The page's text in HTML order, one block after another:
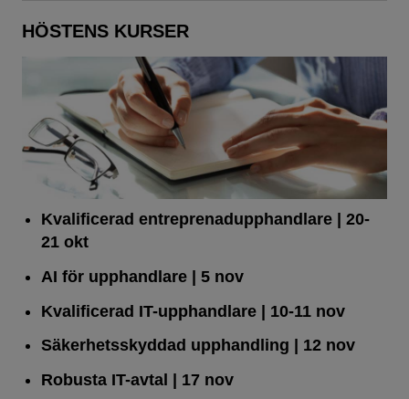
HÖSTENS KURSER
Kvalificerad entreprenad­upphandlare
| 20-
21 okt
AI för upphandlare| 5 nov
Kvalificerad IT-upphandlare| 10-11 nov
Säkerhetsskyddad upphandling | 12 nov
Robusta IT-avtal
| 17 nov